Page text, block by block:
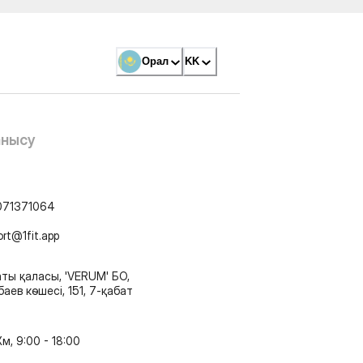
Орал KK
қаласы, 'VERUM' БО,
көшесі, 151, 7-қабат
9:00 - 18:00